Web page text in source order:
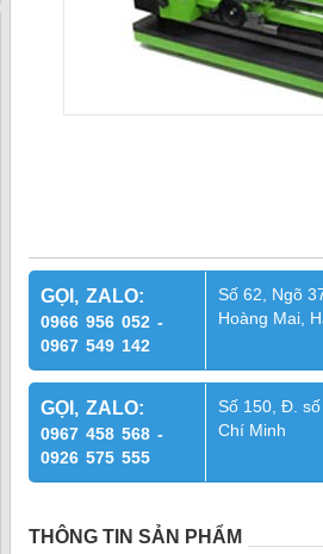
GỌI, ZALO:
0966 956 052 -
0967 549 142
Số 62, Ngõ
Hoàng Mai,
GỌI, ZALO:
0967 458 568 -
0926 575 555
Số 150, Đ.
Chí Minh
THÔNG TIN SẢN PHẨM